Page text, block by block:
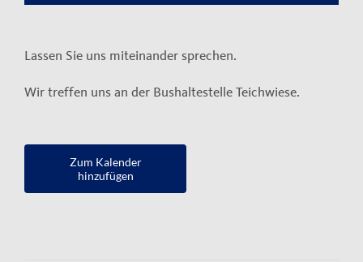
Impressum
Datenschutzerklärung
Lassen Sie uns miteinander sprechen.
Wir treffen uns an der Bushaltestelle Teichwiese.
Zum Kalender
hinzufügen